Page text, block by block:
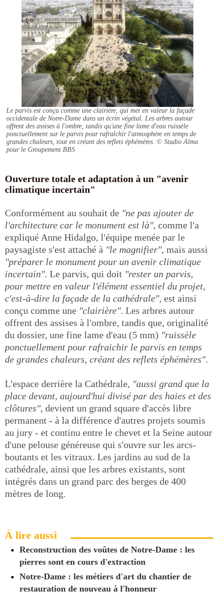
Le parvis est conçu comme une clairière, qui met en valeur la façade
occidentale de Notre-Dame dans un écrin végétal. Les arbres autour
offrent des assises à l'ombre, tandis qu'une fine lame d'eau ruissèle
ponctuellement sur le parvis pour rafraîchir l'atmosphère en temps de
grandes chaleurs, tout en créant des reflets éphémères. © Studio Alma
pour le Groupement BBS
Ouverture totale et adaptation à un "avenir
climatique incertain"
Conformément au souhait de "ne pas ajouter de
l'architecture car le monument est là", comme l'a
expliqué Anne Hidalgo, l'équipe menée par le
paysagiste s'est attaché à "le magnifier", mais aussi
"préparer le monument pour un avenir climatique
incertain". Le parvis, qui doit "rester un parvis,
pour mettre en valeur l'élément essentiel du projet,
c'est-à-dire la façade de la cathédrale", est ainsi
conçu comme une "clairière". Les arbres autour
offrent des assises à l'ombre, tandis que, originalité
du dossier, une fine lame d'eau (5 mm) "ruissèle
ponctuellement pour rafraichir le parvis en temps
de grandes chaleurs, créant des reflets éphémères".
L'espace derrière la Cathédrale, "aussi grand que la
place devant, aujourd'hui divisé par des haies et des
clôtures", devient un grand square d'accès libre
permanent - à la différence d'autres projets soumis
au jury - et continu entre le chevet et la Seine autour
d'une pelouse généreuse qui s'ouvre sur les arcs-
boutants et les vitraux. Les jardins au sud de la
cathédrale, ainsi que les arbres existants, sont
intégrés dans un grand parc des berges de 400
mètres de long.
À lire aussi
Reconstruction des voûtes de Notre-Dame : les
pierres sont en cours d'extraction
Notre-Dame : les métiers d'art du chantier de
restauration de nouveau à l'honneur